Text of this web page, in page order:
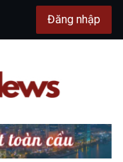
Đăng nhập